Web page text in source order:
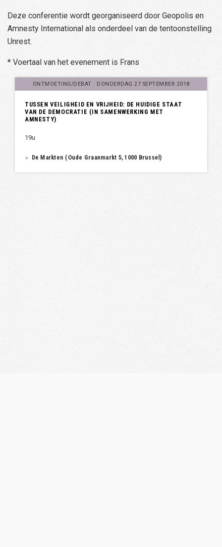
Deze conferentie wordt georganiseerd door Geopolis en
Amnesty International als onderdeel van de tentoonstelling
Unrest.
* Voertaal van het evenement is Frans
ONTMOETING/DEBAT : DONDERDAG 27 SEPTEMBER 2018
TUSSEN VEILIGHEID EN VRIJHEID: DE HUIDIGE STAAT
VAN DE DEMOCRATIE (IN SAMENWERKING MET
AMNESTY)
19u
► De Markten (Oude Graanmarkt 5, 1000 Brussel)